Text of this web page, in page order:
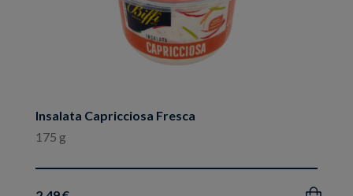
Insalata Capricciosa Fresca
175 g